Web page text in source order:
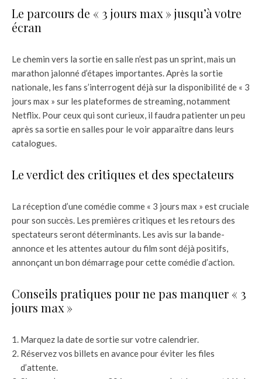
Le parcours de « 3 jours max » jusqu’à votre
écran
Le chemin vers la sortie en salle n’est pas un sprint, mais un
marathon jalonné d’étapes importantes. Après la sortie
nationale, les fans s’interrogent déjà sur la disponibilité de « 3
jours max » sur les plateformes de streaming, notamment
Netflix. Pour ceux qui sont curieux, il faudra patienter un peu
après sa sortie en salles pour le voir apparaître dans leurs
catalogues.
Le verdict des critiques et des spectateurs
La réception d’une comédie comme « 3 jours max » est cruciale
pour son succès. Les premières critiques et les retours des
spectateurs seront déterminants. Les avis sur la bande-
annonce et les attentes autour du film sont déjà positifs,
annonçant un bon démarrage pour cette comédie d’action.
Conseils pratiques pour ne pas manquer « 3
jours max »
Marquez la date de sortie sur votre calendrier.
Réservez vos billets en avance pour éviter les files
d’attente.